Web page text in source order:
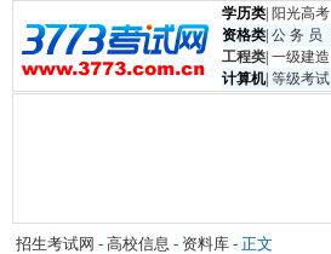
学历类 阳光高考
资格类 公 务 员
工程类 一级建造
计算机| 等级考试
招生考试网 - 高校信息 - 资料库 - 正文